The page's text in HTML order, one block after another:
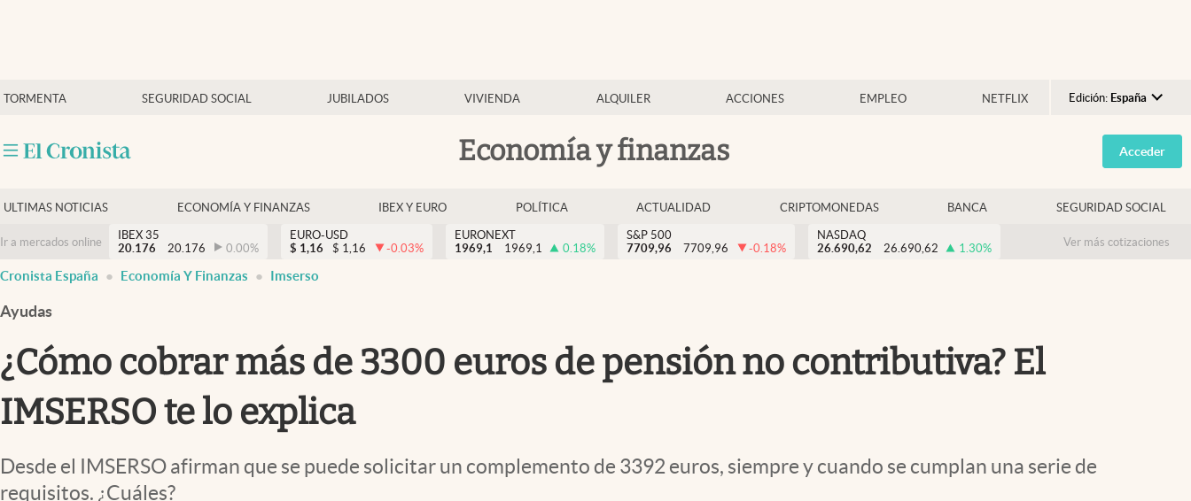
TORMENTA SEGURIDAD SOCIAL JUBILADOS VIVIENDA ALQUILER ACCIONES EMPLEO NETFLIX Edición: España
Argentina
España
USA
Colombia
Economía y finanzas
Economía y finanzas
Criptomonedas
Acceder
ULTIMAS NOTICIAS ECONOMÍA Y FINANZAS IBEX Y EURO POLÍTICA ACTUALIDAD CRIPTOMONEDAS BANCA SEGURIDAD SOCIAL
Ir a mercados online
IBEX 35
20.176
20.176 0.00%
EURO-USD
$ 1,16 $ 1,16 -0.03%
EURONEXT
1969,1
1969,1 0.18%
S&P 500
7709,96
7709,96 -0.18%
NASDAQ
26.690,62
26.690,62 1.30% Ver más cotizaciones
Cronista España Economía Y Finanzas Imserso
Ayudas
¿Cómo cobrar más de 3300 euros de pensión no contributiva? El
IMSERSO te lo explica
Desde el IMSERSO afirman que se puede solicitar un complemento de 3392 euros, siempre y cuando se cumplan una serie de
requisitos. ¿Cuáles?